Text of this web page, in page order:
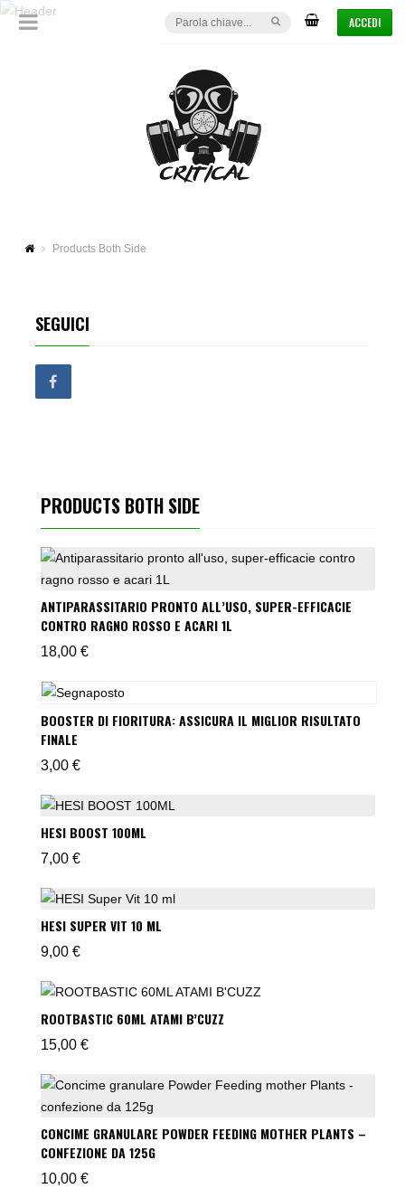
ACCEDI
Products Both Side
SEGUICI
PRODUCTS BOTH SIDE
ANTIPARASSITARIO PRONTO ALL’USO, SUPER-EFFICACIE
CONTRO RAGNO ROSSO E ACARI 1L
18,00€
BOOSTER DI FIORITURA: ASSICURA IL MIGLIOR RISULTATO
FINALE
3,00€
HESI BOOST 100ML
7,00€
HESI SUPER VIT 10 ML
9,00€
ROOTBASTIC 60ML ATAMI B’CUZZ
15,00€
CONCIME GRANULARE POWDER FEEDING MOTHER PLANTS –
CONFEZIONE DA 125G
10,00€